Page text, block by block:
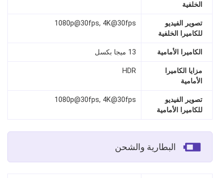
الخلفية
تصوير الفيديو
للكاميرا الخلفية
1080p@30fps, 4K@30fps
الكاميرا الأمامية 13 ميجا بكسل
مزايا الكاميرا
الأمامية
HDR
تصوير الفيديو
للكاميرا الأمامية
1080p@30fps, 4K@30fps
البطارية والشحن